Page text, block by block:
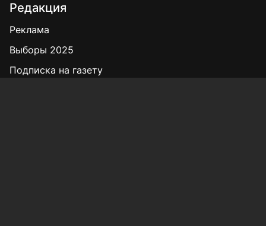
Редакция
Реклама
Выборы 2025
Подписка на газету